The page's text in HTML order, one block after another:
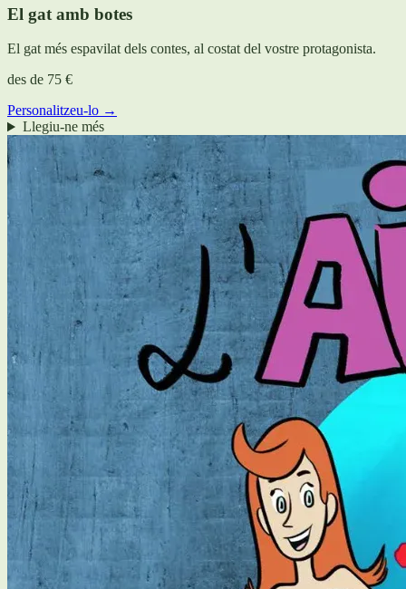
El gat amb botes
El gat més espavilat dels contes, al costat del vostre protagonista.
des de 75 €
Personalitzeu-lo →
Llegiu-ne més